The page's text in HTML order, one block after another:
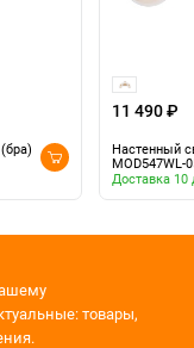
11 490 ₽
Настенный
MOD547WL-
Доставка 10
товары,